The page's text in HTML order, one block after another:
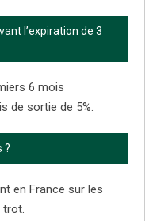
l’expiration de 3
6 mois
de sortie de 5%.
?
en France sur les